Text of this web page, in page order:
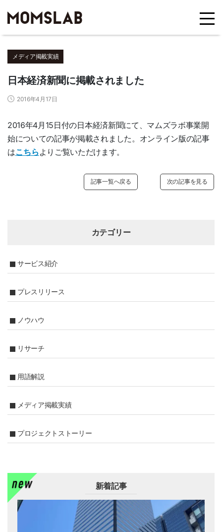
メディア掲載実績
日本経済新聞に掲載されました
2016年4月17日
2016年4月15日付の日本経済新聞にて、マムズラボ事業開
始についての記事が掲載されました。オンライン版の記事
はこちら よりご覧いただけます。
記事一覧へ戻る 次の記事を見る
カテゴリー
サービス紹介
プレスリリース
ノウハウ
リサーチ
用語解説
メディア掲載実績
プロジェクトストーリー
新着記事